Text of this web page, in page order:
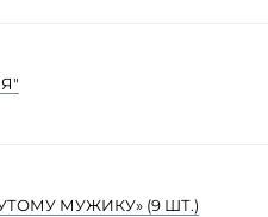
МУЖИКУ» (9 ШТ.)